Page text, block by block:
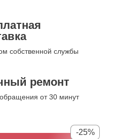
собственной службы
ремонт
от 30 минут
-25%